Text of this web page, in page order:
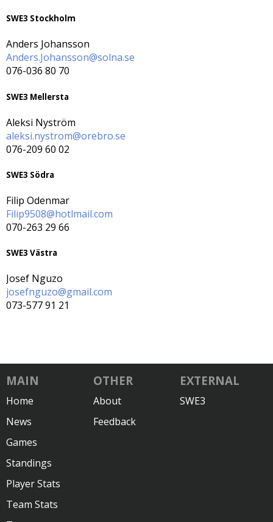
SWE3 Stockholm
Anders Johansson
Anders.Johansson@solna.se
076-036 80 70
SWE3 Mellersta
Aleksi Nyström
aleksi.nystrom@orebro.se
076-209 60 02
SWE3 Södra
Filip Odenmar
Filip9508@hotlmail.com
070-263 29 66
SWE3 Västra
Josef Nguzo
josefnguzo@gmail.com
073-577 91 21
MAIN
Home
News
Games
Standings
Player Stats
Team Stats
OTHER
About
Feedback
EXTERNAL
SWE3